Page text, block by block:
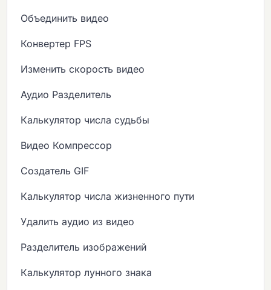
Объединить видео
Конвертер FPS
Изменить скорость видео
Аудио Разделитель
Калькулятор числа судьбы
Видео Компрессор
Создатель GIF
Калькулятор числа жизненного пути
Удалить аудио из видео
Разделитель изображений
Калькулятор лунного знака